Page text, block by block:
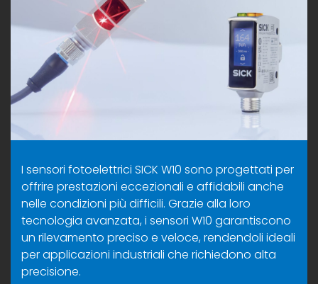
I sensori fotoelettrici SICK W10 sono progettati per
offrire prestazioni eccezionali e affidabili anche
nelle condizioni più difficili. Grazie alla loro
tecnologia avanzata, i sensori W10 garantiscono
un rilevamento preciso e veloce, rendendoli ideali
per applicazioni industriali che richiedono alta
precisione.